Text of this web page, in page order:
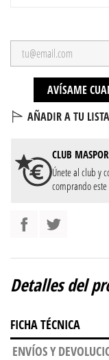
AVÍSAME
AÑADIR A TU
CLUB
Únete al club y
comprando
Detalles del
FICHA TÉCNICA
ENVÍOS Y